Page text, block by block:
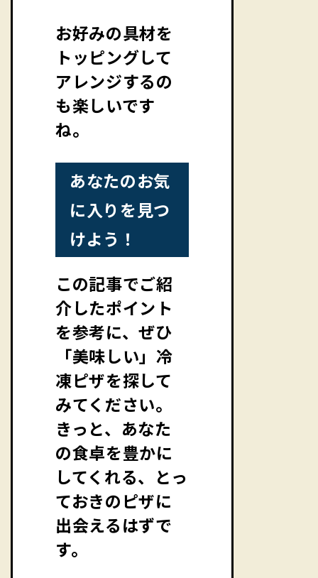
お好みの具材を
トッピングして
アレンジするの
も楽しいです
ね。
あなたのお気
に入りを見つ
けよう！
この記事でご紹
介したポイント
を参考に、ぜひ
「美味しい」冷
凍ピザを探して
みてください。
きっと、あなた
の食卓を豊かに
してくれる、とっ
ておきのピザに
出会えるはずで
す。